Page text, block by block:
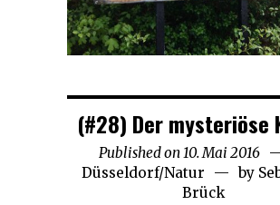
(#28) Der mysteriöse
Published on10. Mai 2016 21.
Düsseldorf/Natur by
Brück